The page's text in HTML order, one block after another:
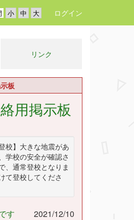
ログイン
リンク
板
用掲示板
校】大きな地震があ
学校の安全が確認さ
、通常登校となりま
て登校してくださ
す 2021/12/10